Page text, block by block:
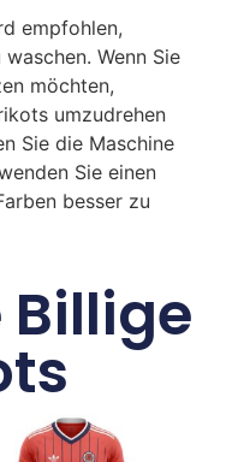
empfohlen,
Wenn Sie
möchten,
umzudrehen
Sie die Maschine
Sie einen
besser zu